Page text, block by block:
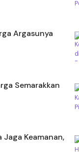
Argasunya
Semarakkan
Jaga Keamanan,